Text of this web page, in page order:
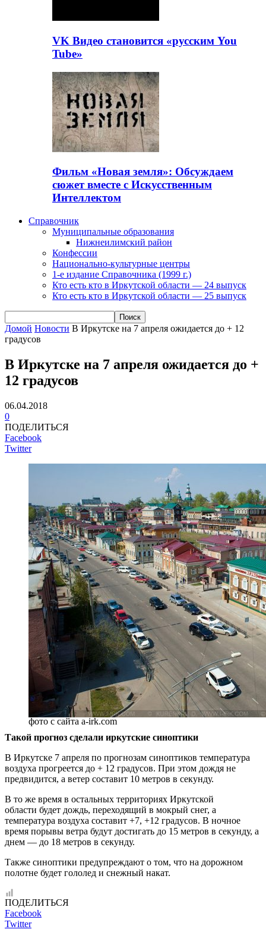
VK Видео становится «русским You
Tube»
Фильм «Новая земля»: Обсуждаем
сюжет вместе с Искусственным
Интеллектом
Справочник
Муниципальные образования
Нижнеилимский район
Конфессии
Национально-культурные центры
1-е издание Справочника (1999 г.)
Кто есть кто в Иркутской области — 24 выпуск
Кто есть кто в Иркутской области — 25 выпуск
Домой Новости В Иркутске на 7 апреля ожидается до + 12
градусов
В Иркутске на 7 апреля ожидается до +
12 градусов
06.04.2018
0
ПОДЕЛИТЬСЯ
Facebook
Twitter
фото с сайта a-irk.com
Такой прогноз сделали иркутские синоптики
В Иркутске 7 апреля по прогнозам синоптиков температура
воздуха прогреется до + 12 градусов. При этом дождя не
предвидится, а ветер составит 10 метров в секунду.
В то же время в остальных территориях Иркутской
области будет дождь, переходящий в мокрый снег, а
температура воздуха составит +7, +12 градусов. В ночное
время порывы ветра будут достигать до 15 метров в секунду, а
днем — до 18 метров в секунду.
Также синоптики предупреждают о том, что на дорожном
полотне будет гололед и снежный накат.
ПОДЕЛИТЬСЯ
Facebook
Twitter